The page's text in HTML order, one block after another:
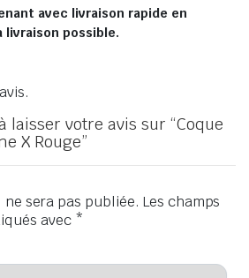
avec livraison rapide en
livraison possible.
laisser votre avis sur “Coque
X Rouge”
sera pas publiée. Les champs
avec *